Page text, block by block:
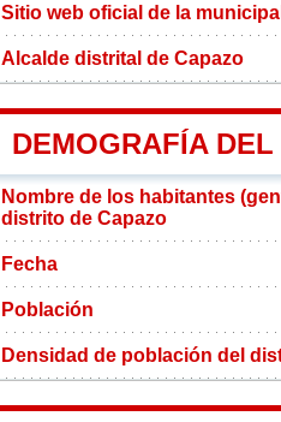
Sitio web oficial de la
Alcalde distrital de Capazo
DEMOGRAFÍA
Nombre de los habitantes
distrito de Capazo
Fecha
Población
Densidad de población del